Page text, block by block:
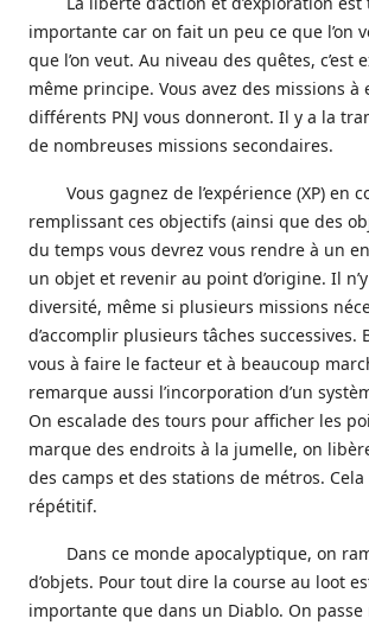
importante car on fait un peu ce que l’on
que l’on veut. Au niveau des quêtes, c’est
même principe. Vous avez des missions
différents PNJ vous donneront. Il y a la
de nombreuses missions secondaires.
Vous gagnez de l’expérience (XP) en
remplissant ces objectifs (ainsi que des
du temps vous devrez vous rendre à un
un objet et revenir au point d’origine. Il
diversité, même si plusieurs missions
d’accomplir plusieurs tâches successives.
vous à faire le facteur et à beaucoup
remarque aussi l’incorporation d’un
On escalade des tours pour afficher les
marque des endroits à la jumelle, on
des camps et des stations de métros.
répétitif.
Dans ce monde apocalyptique, on
d’objets. Pour tout dire la course au loot
importante que dans un Diablo. On passe